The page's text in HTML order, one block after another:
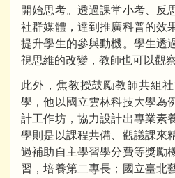
開始思考。透過課堂小考、反
社群媒體，達到推廣科普的效
提升學生的參與動機。學生透
視思維的改變，教師也可以觀
此外，焦教授鼓勵教師共組
學，他以國立雲林科技大學為
計工作坊，協力設計出專業素
學則是以課程共備、觀議課來
過補助自主學習學分費等獎勵
習，培養第二專長；國立臺北